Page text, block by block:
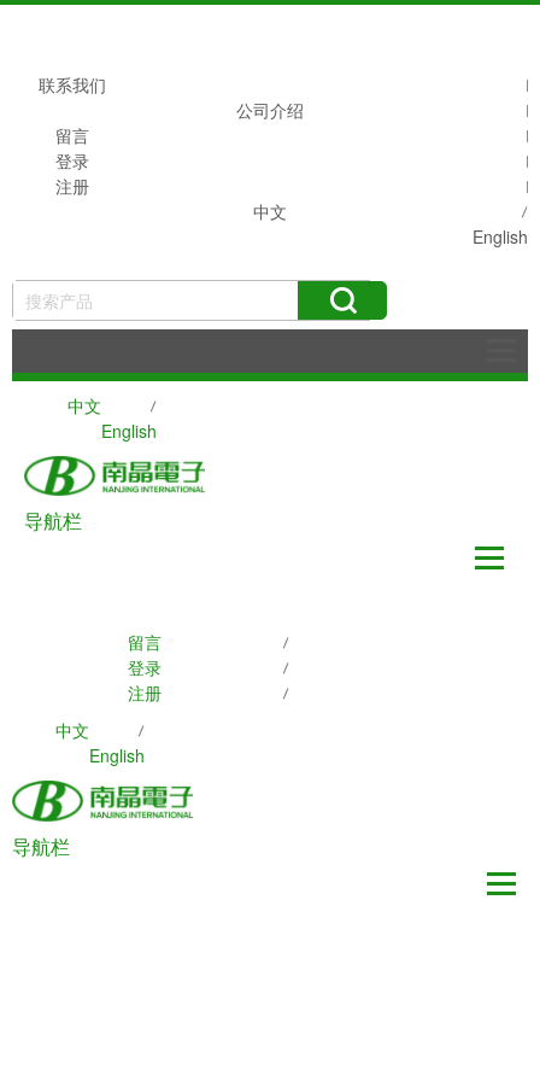
联系我们
公司介绍
留言
登录
注册
中文
English
搜索
中文
English
导航栏
留言
登录
注册
中文
English
导航栏